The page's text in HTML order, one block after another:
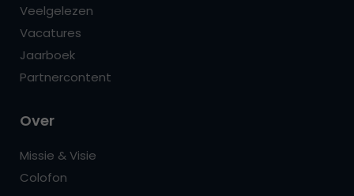
Veelgelezen
Vacatures
Jaarboek
Partnercontent
Over
Missie & Visie
Colofon